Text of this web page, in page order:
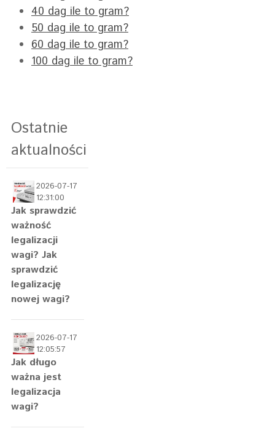
40 dag ile to gram?
50 dag ile to gram?
60 dag ile to gram?
100 dag ile to gram?
Ostatnie
aktualności
2026-07-17
12:31:00
Jak sprawdzić
ważność
legalizacji
wagi? Jak
sprawdzić
legalizację
nowej wagi?
2026-07-17
12:05:57
Jak długo
ważna jest
legalizacja
wagi?